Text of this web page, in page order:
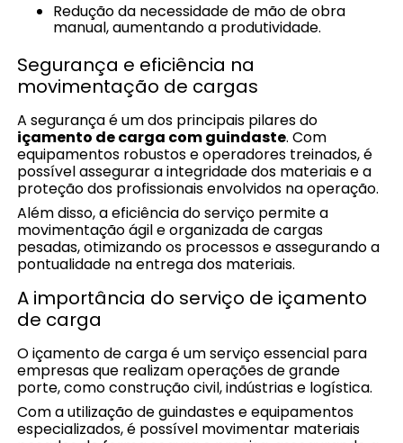
Redução da necessidade de mão de obra
manual, aumentando a produtividade.
Segurança e eficiência na
movimentação de cargas
A segurança é um dos principais pilares do
içamento de carga com guindaste. Com
equipamentos robustos e operadores treinados, é
possível assegurar a integridade dos materiais e a
proteção dos profissionais envolvidos na operação.
Além disso, a eficiência do serviço permite a
movimentação ágil e organizada de cargas
pesadas, otimizando os processos e assegurando a
pontualidade na entrega dos materiais.
A importância do serviço de içamento
de carga
O içamento de carga é um serviço essencial para
empresas que realizam operações de grande
porte, como construção civil, indústrias e logística.
Com a utilização de guindastes e equipamentos
especializados, é possível movimentar materiais